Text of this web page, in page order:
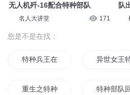
无人机歼-16配合特种部队
名人大讲堂 171
队
您是不是在找：
特种兵王在花都 异世女王
重生之特种兵学生 特种部队